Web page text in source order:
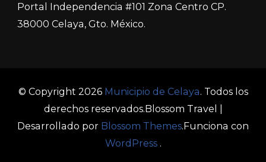
Portal Independencia #101 Zona Centro CP.
38000 Celaya, Gto. México.
© Copyright 2026 Municipio de Celaya. Todos los
derechos reservados.Blossom Travel |
Desarrollado por Blossom Themes.Funciona con
WordPress.